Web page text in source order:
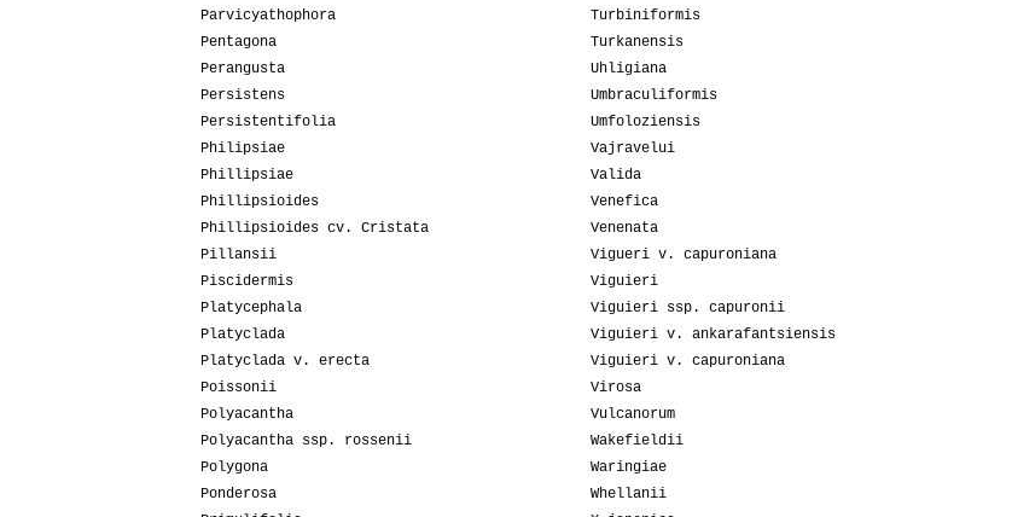
Parvicyathophora
Pentagona
Perangusta
Persistens
Persistentifolia
Philipsiae
Phillipsiae
Phillipsioides
Phillipsioides cv. Cristata
Pillansii
Piscidermis
Platycephala
Platyclada
Platyclada v. erecta
Poissonii
Polyacantha
Polyacantha ssp. rossenii
Polygona
Ponderosa
Turbiniformis
Turkanensis
Uhligiana
Umbraculiformis
Umfoloziensis
Vajravelui
Valida
Venefica
Venenata
Vigueri v. capuroniana
Viguieri
Viguieri ssp. capuronii
Viguieri v. ankarafantsiensis
Viguieri v. capuroniana
Virosa
Vulcanorum
Wakefieldii
Waringiae
Whellanii